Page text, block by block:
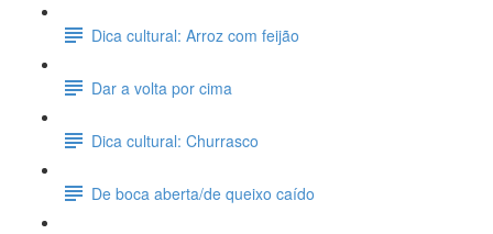
Dica cultural: Arroz com feijão
Dar a volta por cima
Dica cultural: Churrasco
De boca aberta/de queixo caído